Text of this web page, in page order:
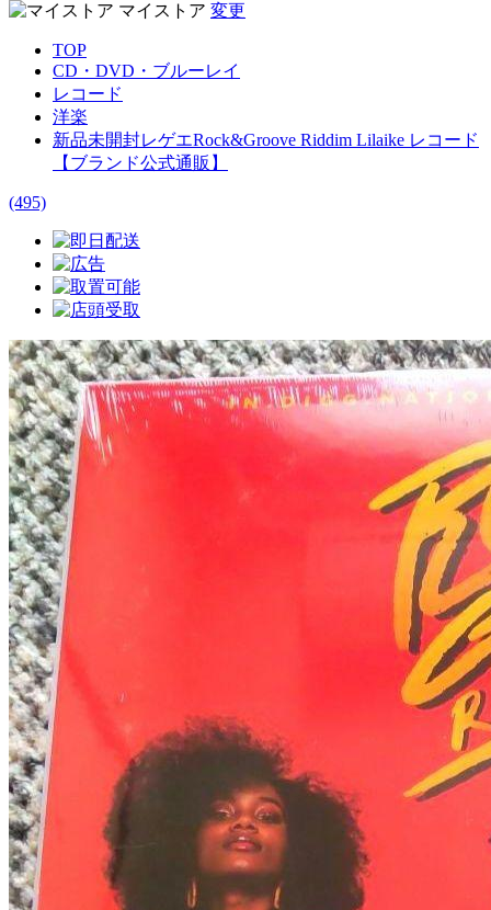
マイストア 変更
TOP
CD・DVD・ブルーレイ
レコード
洋楽
新品未開封レゲエRock&Groove Riddim Lilaike レコード
【ブランド公式通販】
(495)